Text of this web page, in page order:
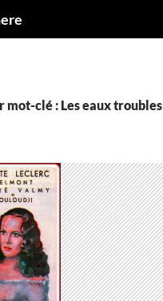
mot-clé : Les eaux troubles